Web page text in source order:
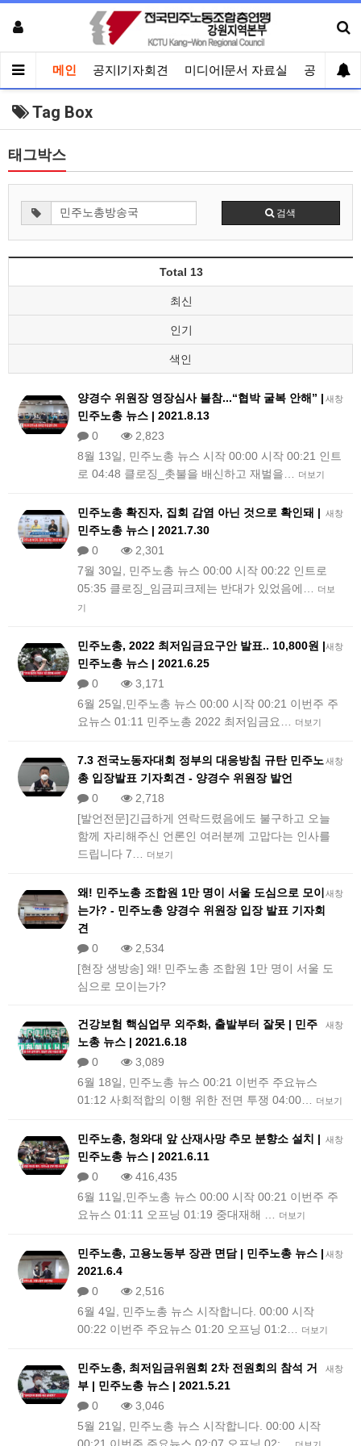
메인 공지|기자회견 미디어|문서 자료실 공유게시
Tag Box
태그박스
검색
Total 13
최신
인기
색인
새창
양경수 위원장 영장심사 불참...“협박 굴복 안해” |
민주노총 뉴스 | 2021.8.13
0
2,823
8월 13일, 민주노총 뉴스 시작 00:00 시작 00:21 인트
로 04:48 클로징_촛불을 배신하고 재벌을…
더보기
새창
민주노총 확진자, 집회 감염 아닌 것으로 확인돼 |
민주노총 뉴스 | 2021.7.30
0
2,301
7월 30일, 민주노총 뉴스 00:00 시작 00:22 인트로
05:35 클로징_임금피크제는 반대가 있었음에…
더보
기
새창
민주노총, 2022 최저임금요구안 발표.. 10,800원 |
민주노총 뉴스 | 2021.6.25
0
3,171
6월 25일,민주노총 뉴스 00:00 시작 00:21 이번주 주
요뉴스 01:11 민주노총 2022 최저임금요…
더보기
새창
7.3 전국노동자대회 정부의 대응방침 규탄 민주노
총 입장발표 기자회견 - 양경수 위원장 발언
0
2,718
[발언전문]긴급하게 연락드렸음에도 불구하고 오늘
함께 자리해주신 언론인 여러분께 고맙다는 인사를
드립니다 7…
더보기
새창
왜! 민주노총 조합원 1만 명이 서울 도심으로 모이
는가? - 민주노총 양경수 위원장 입장 발표 기자회
견
0
2,534
[현장 생방송] 왜! 민주노총 조합원 1만 명이 서울 도
심으로 모이는가?
새창
건강보험 핵심업무 외주화, 출발부터 잘못 | 민주
노총 뉴스 | 2021.6.18
0
3,089
6월 18일, 민주노총 뉴스 00:21 이번주 주요뉴스
01:12 사회적합의 이행 위한 전면 투쟁 04:00…
더보기
새창
민주노총, 청와대 앞 산재사망 추모 분향소 설치 |
민주노총 뉴스 | 2021.6.11
0
416,435
6월 11일,민주노총 뉴스 00:00 시작 00:21 이번주 주
요뉴스 01:11 오프닝 01:19 중대재해 …
더보기
새창
민주노총, 고용노동부 장관 면담 | 민주노총 뉴스 |
2021.6.4
0
2,516
6월 4일, 민주노총 뉴스 시작합니다. 00:00 시작
00:22 이번주 주요뉴스 01:20 오프닝 01:2…
더보기
새창
민주노총, 최저임금위원회 2차 전원회의 참석 거
부 | 민주노총 뉴스 | 2021.5.21
0
3,046
5월 21일, 민주노총 뉴스 시작합니다. 00:00 시작